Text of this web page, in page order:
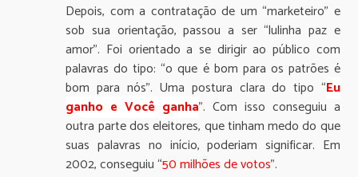
Depois, com a contratação de um “marketeiro” e
sob sua orientação, passou a ser “lulinha paz e
amor”. Foi orientado a se dirigir ao público com
palavras do tipo: “o que é bom para os patrões é
bom para nós”. Uma postura clara do tipo “Eu
ganho e Você ganha”. Com isso conseguiu a
outra parte dos eleitores, que tinham medo do que
suas palavras no início, poderiam significar. Em
2002, conseguiu “50 milhões de votos”.